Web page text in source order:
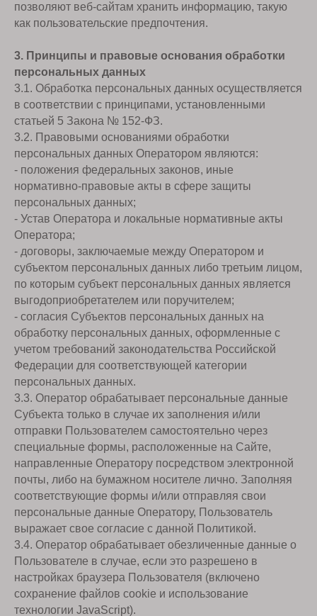
позволяют веб-сайтам хранить информацию, такую
как пользовательские предпочтения.
3. Принципы и правовые основания обработки
персональных данных
3.1. Обработка персональных данных осуществляется
в соответствии с принципами, установленными
статьей 5 Закона № 152-ФЗ.
3.2. Правовыми основаниями обработки
персональных данных Оператором являются:
- положения федеральных законов, иные
нормативно-правовые акты в сфере защиты
персональных данных;
- Устав Оператора и локальные нормативные акты
Оператора;
- договоры, заключаемые между Оператором и
субъектом персональных данных либо третьим лицом,
по которым субъект персональных данных является
выгодоприобретателем или поручителем;
- согласия Субъектов персональных данных на
обработку персональных данных, оформленные с
учетом требований законодательства Российской
Федерации для соответствующей категории
персональных данных.
3.3. Оператор обрабатывает персональные данные
Субъекта только в случае их заполнения и/или
отправки Пользователем самостоятельно через
специальные формы, расположенные на Сайте,
направленные Оператору посредством электронной
почты, либо на бумажном носителе лично. Заполняя
соответствующие формы и/или отправляя свои
персональные данные Оператору, Пользователь
выражает свое согласие с данной Политикой.
3.4. Оператор обрабатывает обезличенные данные о
Пользователе в случае, если это разрешено в
настройках браузера Пользователя (включено
сохранение файлов cookie и использование
технологии JavaScript).